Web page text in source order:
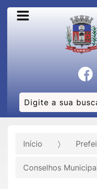
Início
Conselhos